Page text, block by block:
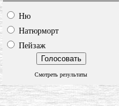
Ню
Натюрморт
Пейзаж
Смотреть результаты